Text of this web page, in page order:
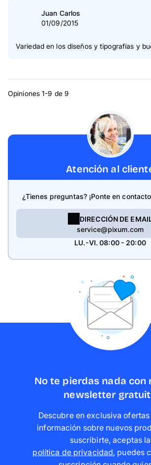
Juan Carlos
01/09/2015
Variedad en los diseños y tipografías y
Opiniones 1-9 de 9
Atención al
¿Tienes preguntas? ¡Ponte en
DIRECCIÓN DE
service@pixum.com
LU.-VI. 08:00 - 20:00
No te pierdas nada con
newsletter
Descubre en exclusiva
información sobre nuevos
suscribirte, aceptas la
política de privacidad, puedes